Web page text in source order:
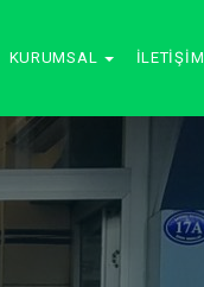
KURUMSAL İLETIŞIM